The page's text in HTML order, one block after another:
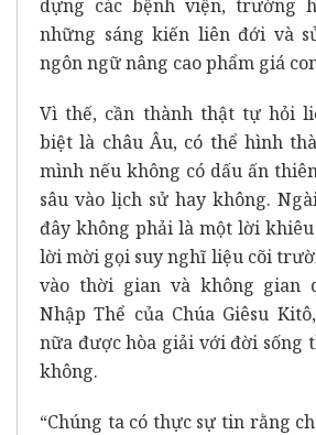
dựng các bệnh viện, trường
những sáng kiến liên đới và
ngôn ngữ nâng cao phẩm giá
Vì thế, cần thành thật tự hỏi
biệt là châu Âu, có thể hình
mình nếu không có dấu ấn
sâu vào lịch sử hay không.
đây không phải là một lời
lời mời gọi suy nghĩ liệu cõi
vào thời gian và không gian
Nhập Thể của Chúa Giêsu
nữa được hòa giải với đời sống
không.
“Chúng ta có thực sự tin rằng